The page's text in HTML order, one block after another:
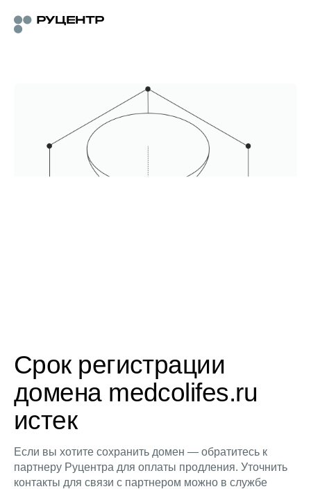
Срок регистрации
домена medcolifes.ru
истек
Если вы хотите сохранить домен — обратитесь к
партнеру Руцентра для оплаты продления. Уточнить
контакты для связи с партнером можно в службе